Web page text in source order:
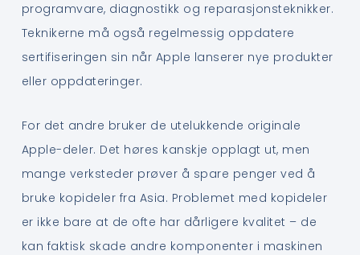
programvare, diagnostikk og reparasjonsteknikker.
Teknikerne må også regelmessig oppdatere
sertifiseringen sin når Apple lanserer nye produkter
eller oppdateringer.
For det andre bruker de utelukkende originale
Apple-deler. Det høres kanskje opplagt ut, men
mange verksteder prøver å spare penger ved å
bruke kopideler fra Asia. Problemet med kopideler
er ikke bare at de ofte har dårligere kvalitet – de
kan faktisk skade andre komponenter i maskinen